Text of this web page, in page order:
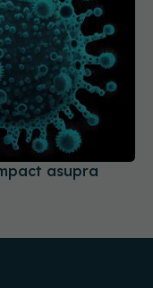
asupra